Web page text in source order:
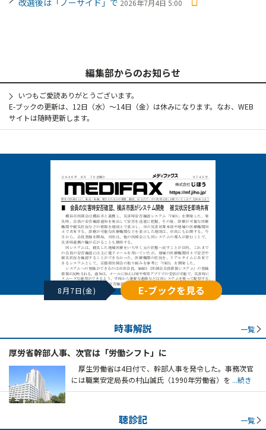
2026年7月4日 5:00
編集部からのお知らせ
いつもご愛読ありがとうございます。
E-ブックの更新は、12日（水）～14日（金）は休みになります。なお、WEB
サイトは随時更新します。
8月7日(金) E-ブックを見る
時事解説 一覧
厚労省幹部人事、次官は「労働シフト」に
厚生労働省は4日付で、幹部人事を発令した。事務次官
には職業安定局長の村山誠氏（1990年労働省）を ...続き
聴診記 一覧